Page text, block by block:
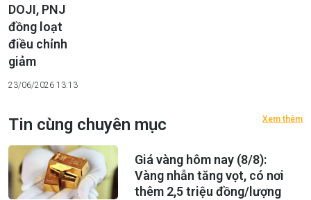
23/06/2026 13:13
DOJI, PNJ
đồng loạt
điều chỉnh
giảm
Tin cùng chuyên mục Xem thêm
Giá vàng hôm nay (8/8):
Vàng nhẫn tăng vọt, có nơi
thêm 2,5 triệu đồng/lượng